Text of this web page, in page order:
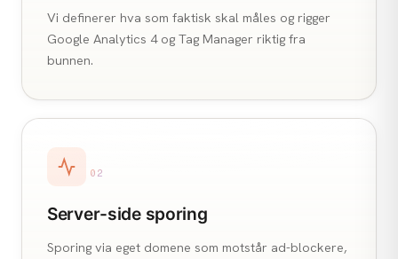
Vi definerer hva som faktisk skal måles og rigger
Google Analytics 4 og Tag Manager riktig fra
bunnen.
02
Server-side sporing
Sporing via eget domene som motstår ad-blockere,